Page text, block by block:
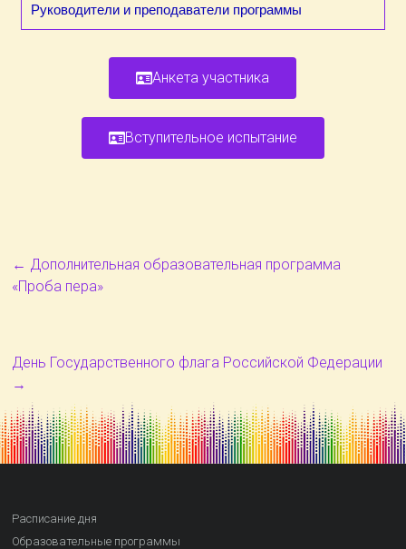
Руководители и преподаватели программы
Анкета участника
Вступительное испытание
← Дополнительная образовательная программа
«Проба пера»
День Государственного флага Российской Федерации
→
Расписание дня
Образовательные программы